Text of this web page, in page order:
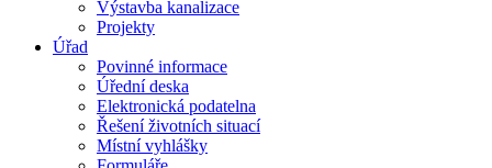
Výstavba kanalizace
Projekty
Úřad
Povinné informace
Úřední deska
Elektronická podatelna
Řešení životních situací
Místní vyhlášky